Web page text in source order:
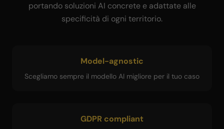
portando soluzioni AI concrete e adattate alle
specificità di ogni territorio.
Model-agnostic
Scegliamo sempre il modello AI migliore per il tuo caso
GDPR compliant